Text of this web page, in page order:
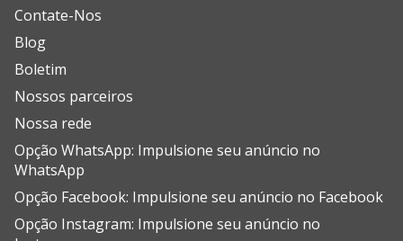
Contate-Nos
Blog
Boletim
Nossos parceiros
Nossa rede
Opção WhatsApp: Impulsione seu anúncio no
WhatsApp
Opção Facebook: Impulsione seu anúncio no Facebook
Opção Instagram: Impulsione seu anúncio no